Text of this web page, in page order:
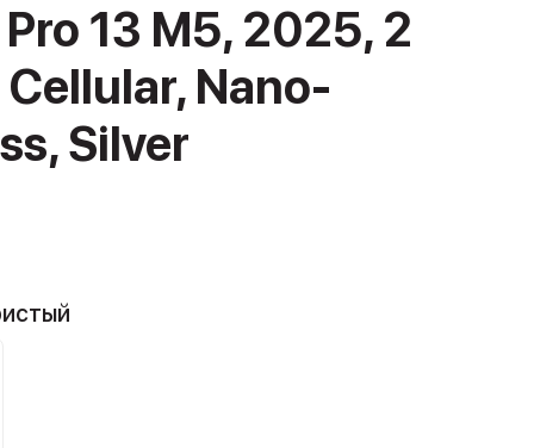
13 M5, 2025, 2
Nano-
Silver